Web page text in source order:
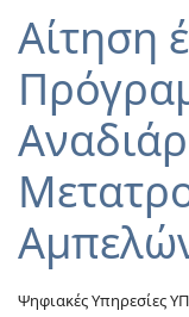
Αίτηση
Ψηφιακές Υπηρεσίες